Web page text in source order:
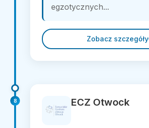
egzotycznych...
Zobacz szczegóły
8 ECZ Otwock